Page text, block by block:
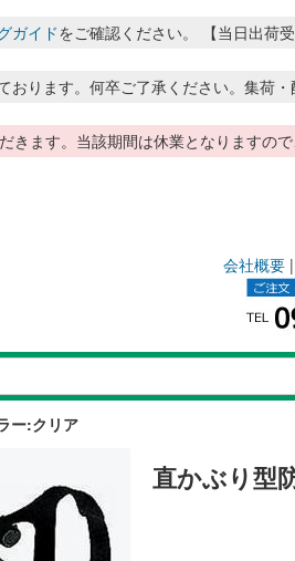
ガイドをご確認ください。 【当日出荷
ります。何卒ご了承ください。集荷
ます。当該期間は休業となりますの
会社概要 |
ー:クリア
直かぶり